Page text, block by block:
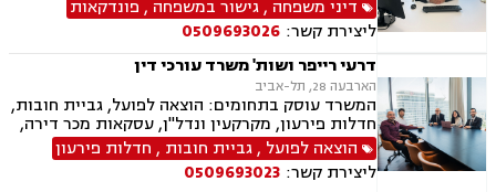
הורות חד מינית, נישואים אזרחיים, חוק הנוער,
אימוץ, חלוקת רכוש, מעמד אישי, תיאום הורי, חטיפת
ילדים, זמני שהות (החזקת ילדים), אומנה, ניכור הורי,
עסקאות מתנה, פלילי, הטרדה מינית, עבירות מין,
צווארון לבן, עבירות מס, הלבנת הון רישוי נשק, ייצוג
קטינים, אלימות במשפחה, עבירות סמים, ועדת
שחרורים, עבירות סייבר, סירוב ויזה לארה"ב, מחיקת
רישום פלילי הסגרה ופשיעה בינלאומית, נפגעי
עבירה.
דיני משפחה ,גישור במשפחה , פונדקאות
ליצירת קשר: 0509693026
דרעי רייפר ושות' משרד עורכי דין
הארבעה 28, תל-אביב
המשרד עוסק בתחומים: הוצאה לפועל, גביית חובות,
חדלות פירעון, מקרקעין ונדל"ן, עסקאות מכר דירה,
דיני משפחה, חלוקת רכוש, דיני חוזים, ירושות
וצוואות.
הוצאה לפועל ,גביית חובות , חדלות פירעון
ליצירת קשר: 0509693023